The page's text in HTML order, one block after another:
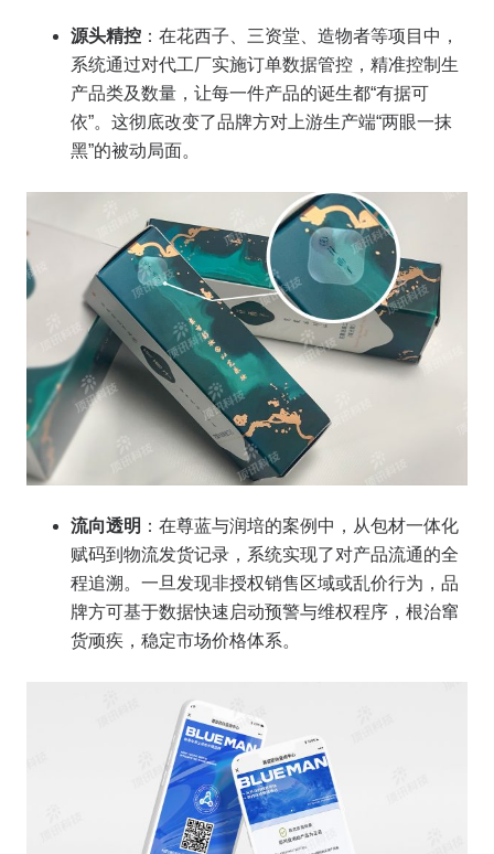
源头精控 ：在花西子、三资堂、造物者等项目中，
系统通过对代工厂实施订单数据管控，精准控制生
产品类及数量，让每一件产品的诞生都“有据可
依”。这彻底改变了品牌方对上游生产端“两眼一抹
黑”的被动局面。
流向透明 ：在尊蓝与润培的案例中，从包材一体化
赋码到物流发货记录，系统实现了对产品流通的全
程追溯。一旦发现非授权销售区域或乱价行为，品
牌方可基于数据快速启动预警与维权程序，根治窜
货顽疾，稳定市场价格体系。